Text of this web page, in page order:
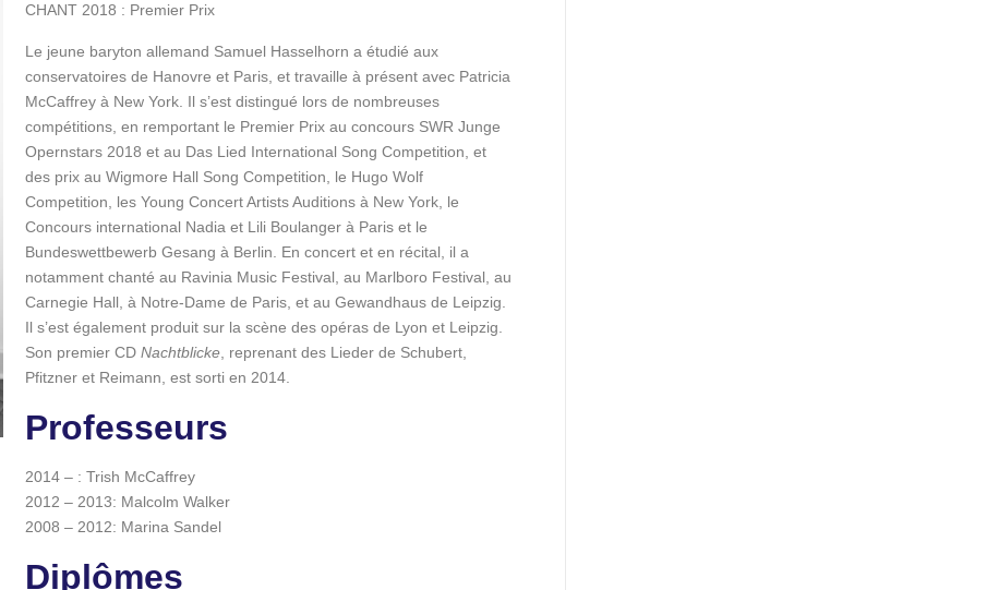
CHANT 2018 : Premier Prix
Le jeune baryton allemand Samuel Hasselhorn a étudié aux
conservatoires de Hanovre et Paris, et travaille à présent avec Patricia
McCaffrey à New York. Il s’est distingué lors de nombreuses
compétitions, en remportant le Premier Prix au concours SWR Junge
Opernstars 2018 et au Das Lied International Song Competition, et
des prix au Wigmore Hall Song Competition, le Hugo Wolf
Competition, les Young Concert Artists Auditions à New York, le
Concours international Nadia et Lili Boulanger à Paris et le
Bundeswettbewerb Gesang à Berlin. En concert et en récital, il a
notamment chanté au Ravinia Music Festival, au Marlboro Festival, au
Carnegie Hall, à Notre-Dame de Paris, et au Gewandhaus de Leipzig.
Il s’est également produit sur la scène des opéras de Lyon et Leipzig.
Son premier CD Nachtblicke, reprenant des Lieder de Schubert,
Pfitzner et Reimann, est sorti en 2014.
Professeurs
2014 – : Trish McCaffrey
2012 – 2013: Malcolm Walker
2008 – 2012: Marina Sandel
Diplômes